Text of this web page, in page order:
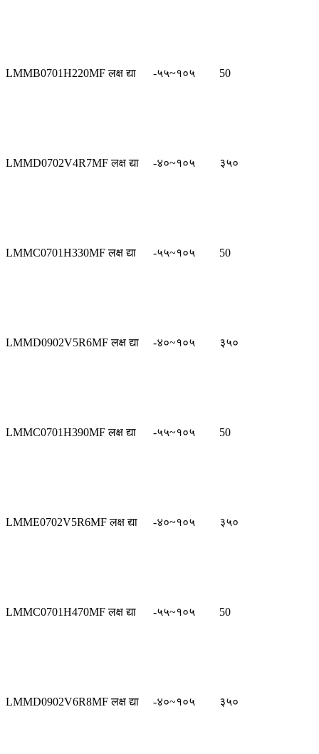
LMMB0701H220MF लक्ष द्या -५५~१०५ 50
LMMD0702V4R7MF लक्ष द्या -४०~१०५ ३५०
LMMC0701H330MF लक्ष द्या -५५~१०५ 50
LMMD0902V5R6MF लक्ष द्या -४०~१०५ ३५०
LMMC0701H390MF लक्ष द्या -५५~१०५ 50
LMME0702V5R6MF लक्ष द्या -४०~१०५ ३५०
LMMC0701H470MF लक्ष द्या -५५~१०५ 50
LMMD0902V6R8MF लक्ष द्या -४०~१०५ ३५०